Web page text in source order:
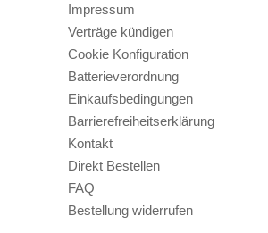
Impressum
Verträge kündigen
Cookie Konfiguration
Batterieverordnung
Einkaufsbedingungen
Barrierefreiheitserklärung
Kontakt
Direkt Bestellen
FAQ
Bestellung widerrufen